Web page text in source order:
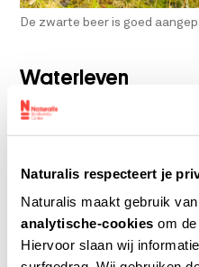
Naturalis respecteert je
Naturalis maakt gebruik van
analytische-cookies om
Hiervoor slaan wij
De zwarte beer is goed
Waterleven
In de taiga zijn ook
grote waaiervis heeft
antivriesstofjes in zijn
niet bevriest. Naast
er ook veel vogels in